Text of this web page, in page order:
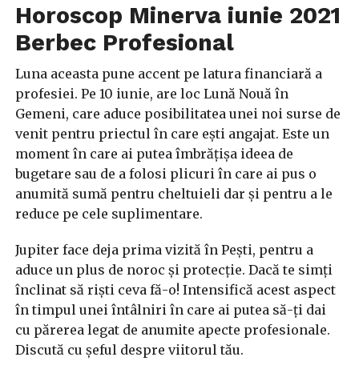
Horoscop Minerva iunie 2021
Berbec Profesional
Luna aceasta pune accent pe latura financiară a
profesiei. Pe 10 iunie, are loc Lună Nouă în
Gemeni, care aduce posibilitatea unei noi surse de
venit pentru priectul în care ești angajat. Este un
moment în care ai putea îmbrățișa ideea de
bugetare sau de a folosi plicuri în care ai pus o
anumită sumă pentru cheltuieli dar și pentru a le
reduce pe cele suplimentare.
Jupiter face deja prima vizită în Pești, pentru a
aduce un plus de noroc și protecție. Dacă te simți
înclinat să riști ceva fă-o! Intensifică acest aspect
în timpul unei întâlniri în care ai putea să-ți dai
cu părerea legat de anumite apecte profesionale.
Discută cu șeful despre viitorul tău.